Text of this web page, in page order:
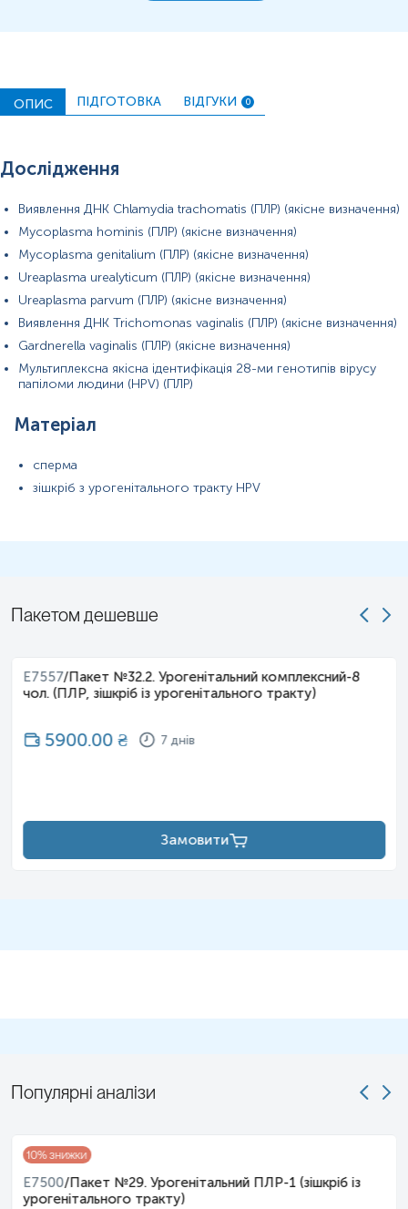
ОПИС ПІДГОТОВКА ВІДГУКИ 0
Дослідження
Виявлення ДНК Chlamydia trachomatis (ПЛР) (якісне визначення)
Mycoplasma hominis (ПЛР) (якісне визначення)
Mycoplasma genitalium (ПЛР) (якісне визначення)
Ureaplasma urealyticum (ПЛР) (якісне визначення)
Ureaplasma parvum (ПЛР) (якісне визначення)
Виявлення ДНК Trichomonas vaginalis (ПЛР) (якісне визначення)
Gardnerella vaginalis (ПЛР) (якісне визначення)
Мультиплексна якісна ідентифікація 28-ми генотипів вірусу
папіломи людини (HPV) (ПЛР)
Матеріал
сперма
зішкріб з урогенітального тракту HPV
Пакетом дешевше
E7557/Пакет №32.2. Урогенітальний комплексний-8
чол. (ПЛР, зішкріб із урогенітального тракту)
5900.00₴ 7 днів
Замовити
Популярні аналізи
10% знижки
E7500/Пакет №29. Урогенітальний ПЛР-1 (зішкріб із
урогенітального тракту)